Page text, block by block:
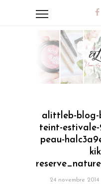
alittleb-blog-
teint-estivale-
peau-
24 novembre 2014